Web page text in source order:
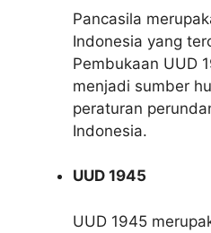
Pancasila
Indonesia yang
Pembukaan UUD
menjadi sumber
peraturan
Indonesia.
UUD 1945
UUD 1945